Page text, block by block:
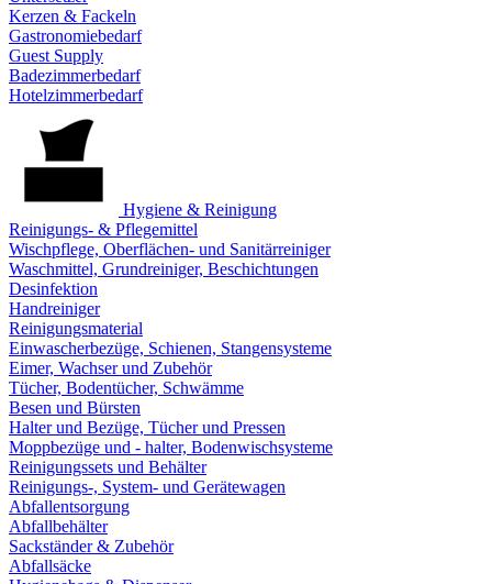
Kerzen & Fackeln
Gastronomiebedarf
Guest Supply
Badezimmerbedarf
Hotelzimmerbedarf
Hygiene & Reinigung
Reinigungs- & Pflegemittel
Wischpflege, Oberflächen- und Sanitärreiniger
Waschmittel, Grundreiniger, Beschichtungen
Desinfektion
Handreiniger
Reinigungsmaterial
Einwascherbezüge, Schienen, Stangensysteme
Eimer, Wachser und Zubehör
Tücher, Bodentücher, Schwämme
Besen und Bürsten
Halter und Bezüge, Tücher und Pressen
Moppbezüge und - halter, Bodenwischsysteme
Reinigungssets und Behälter
Reinigungs-, System- und Gerätewagen
Abfallentsorgung
Abfallbehälter
Sackständer & Zubehör
Abfallsäcke